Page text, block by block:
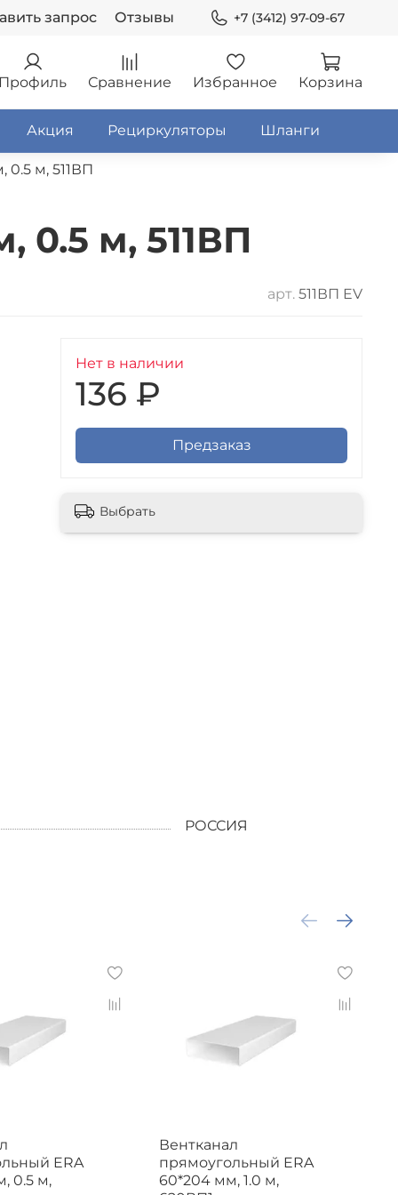
запрос Отзывы +7 (3412) 97-09-67
Профиль Сравнение Избранное Корзина
Акция Рециркуляторы Шланги
0.5 м, 511ВП
0.5 м, 511ВП
арт. 511ВП EV
Нет в наличии
136 ₽
Предзаказ
Выбрать
РОССИЯ
ERA
0.5 м,
Вентканал
прямоугольный ERA
60*204 мм, 1.0 м,